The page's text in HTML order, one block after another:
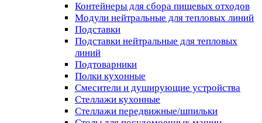
Контейнеры для сбора пищевых отходов
Модули нейтральные для тепловых линий
Подставки
Подставки нейтральные для тепловых
линий
Подтоварники
Полки кухонные
Смесители и душирующие устройства
Стеллажи кухонные
Стеллажи передвижные/шпильки